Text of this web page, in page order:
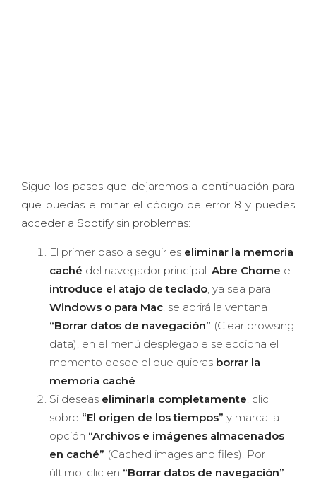
Sigue los pasos que dejaremos a continuación para
que puedas eliminar el código de error 8 y puedes
acceder a Spotify sin problemas:
El primer paso a seguir es eliminar la memoria
caché del navegador principal: Abre Chome e
introduce el atajo de teclado, ya sea para
Windows o para Mac, se abrirá la ventana
“Borrar datos de navegación” (Clear browsing
data), en el menú desplegable selecciona el
momento desde el que quieras borrar la
memoria caché.
Si deseas eliminarla completamente, clic
sobre “El origen de los tiempos” y marca la
opción “Archivos e imágenes almacenados
en caché” (Cached images and files). Por
último, clic en “Borrar datos de navegación”